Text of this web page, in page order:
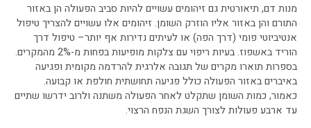
מנות דם, תיאורטית גם זיהומים עשויים להיות סביב הפעולה הן באזור
התורם והן באזור אליו הוזרק השומן. זיהומים אלו עשויים להצריך טיפול
אנטיביוטי פומי (דרך הפה) או לעיתים נדירות אף יותר– טיפול דרך
הוריד באשפוז. בעיות ריפוי עם צלקות מופיעות בפחות מ-2% מהמקרים.
בספרות תוארו מקרים של תגובה אלרגית להרדמה מקומית ופגיעה
באיברים באזור הפעולה כולל פגיעה תחושתית חולפת או קבועה.
כאמור, כמות השומן שתקלט לאחר הפעולה משתנה ולרוב ידרשו שתיים
עד ארבע פעולות לצורך השגת הנפח הרצוי.